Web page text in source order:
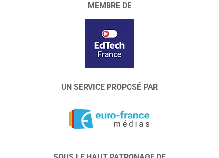
MEMBRE DE
UN SERVICE PROPOSÉ PAR